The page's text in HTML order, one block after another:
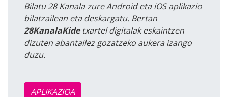
Bilatu 28 Kanala zure Android eta iOS aplikazio
bilatzailean eta deskargatu. Bertan
28KanalaKidetxartel digitalak eskaintzen
dizuten abantailez gozatzeko aukera izango
duzu.
APLIKAZIOA